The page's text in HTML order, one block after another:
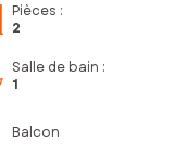
Pièces :
2
Salle de bain :
1
Balcon